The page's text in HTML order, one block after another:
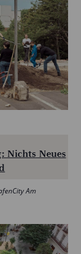
Nichts Neues
Am